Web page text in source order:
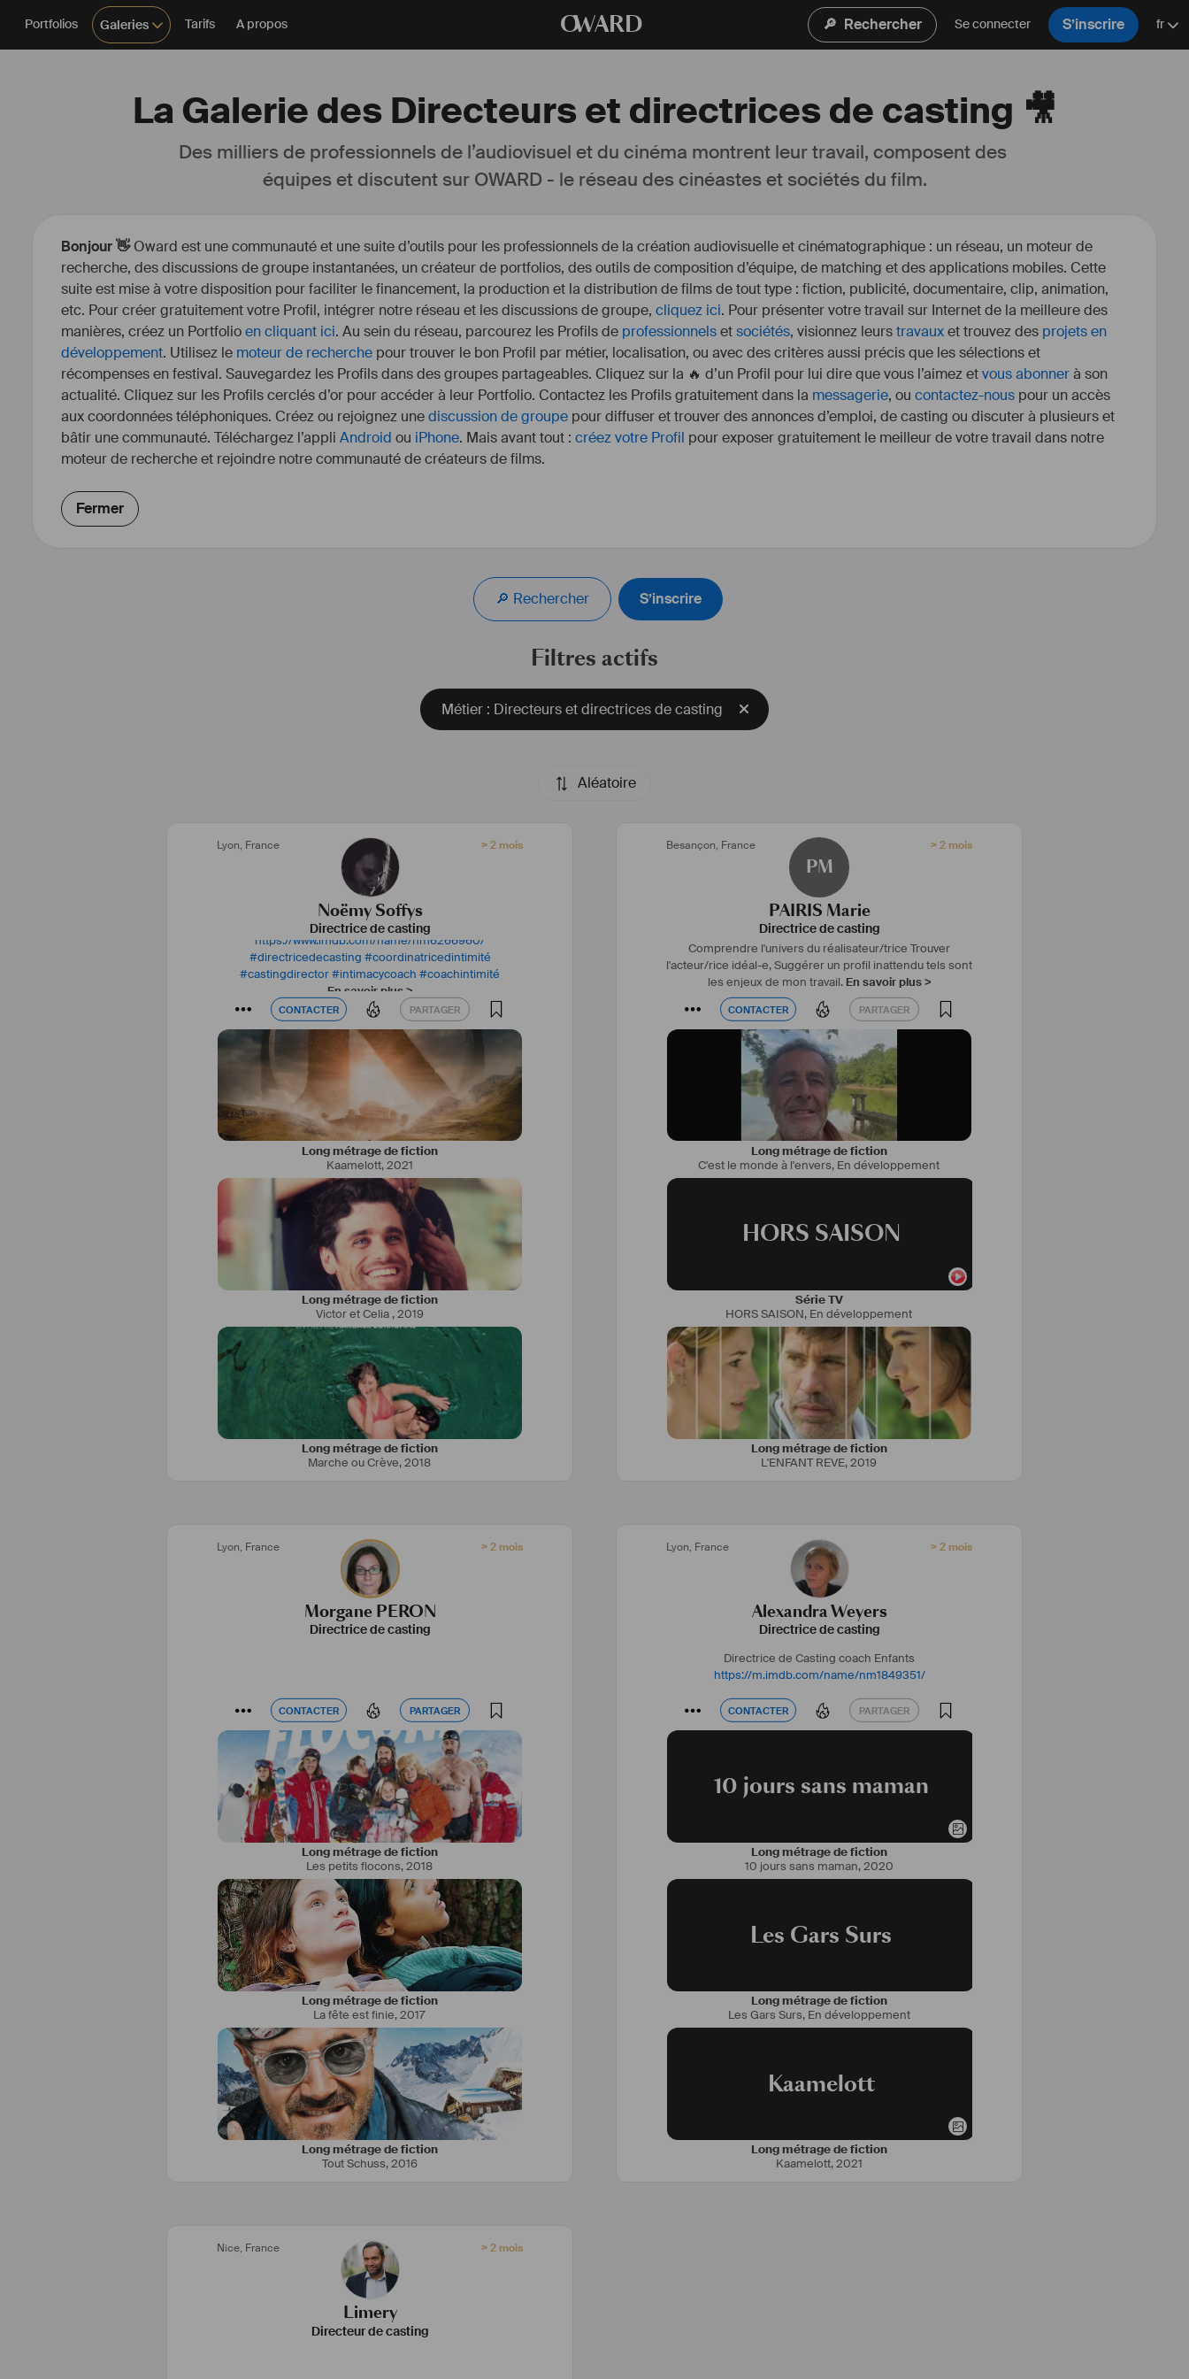
Portfolios Galeries Tarifs A propos OWARD 🔎 Rechercher Se connecter S’inscrire fr
La Galerie des Directeurs et directrices de casting 🎥
Des milliers de professionnels de l’audiovisuel et du cinéma montrent leur travail, composent des
équipes et discutent sur OWARD - le réseau des cinéastes et sociétés du film.
Bonjour 👋Oward est une communauté et une suite d’outils pour les professionnels de la création audiovisuelle et cinématographique : un réseau, un moteur de
recherche, des discussions de groupe instantanées, un créateur de portfolios, des outils de composition d’équipe, de matching et des applications mobiles. Cette
suite est mise à votre disposition pour faciliter le financement, la production et la distribution de films de tout type : fiction, publicité, documentaire, clip, animation,
etc. Pour créer gratuitement votre Profil, intégrer notre réseau et les discussions de groupe, cliquez ici. Pour présenter votre travail sur Internet de la meilleure des
manières, créez un Portfolioen cliquant ici. Au sein du réseau, parcourez les Profils de professionnelsetsociétés, visionnez leurstravauxet trouvez des projets en
développement. Utilisez le moteur de recherche pour trouver le bon Profil par métier, localisation, ou avec des critères aussi précis que les sélections et
récompenses en festival. Sauvegardez les Profils dans des groupes partageables. Cliquez sur la 🔥 d’un Profil pour lui dire que vous l’aimez etvous abonnerà son
actualité. Cliquez sur les Profils cerclés d’or pour accéder à leur Portfolio. Contactez les Profils gratuitement dans la messagerie, ou contactez-nous pour un accès
aux coordonnées téléphoniques. Créez ou rejoignez unediscussion de groupe pour diffuser et trouver des annonces d’emploi, de casting ou discuter à plusieurs et
bâtir une communauté. Téléchargez l’appli Android ou iPhone. Mais avant tout : créez votre Profil pour exposer gratuitement le meilleur de votre travail dans notre
moteur de recherche et rejoindre notre communauté de créateurs de films.
Fermer
🔎 Rechercher S’inscrire
Filtres actifs
Métier : Directeurs et directrices de casting
Aléatoire
Lyon, France > 2 mois
Noëmy Soffys
Directrice de casting
https://www.imdb.com/name/nm6266960/
#directricedecasting #coordinatricedintimité
#castingdirector#intimacycoach #coachintimité
En savoir plus >
CONTACTER PARTAGER
CONTACTER PARTAGER
Long métrage de fiction
Kaamelott,2021
Long métrage de fiction
Victor et Celia ,2019
Long métrage de fiction
Marche ou Crève,2018
Besançon, France
PM
> 2 mois
PAIRIS Marie
Directrice de casting
Comprendre l'univers du réalisateur/trice Trouver
l'acteur/rice idéal-e,Suggérer un profil inattendutels sont
les enjeux de mon travail. En savoir plus >
(2nde et 1ère) jusqu'en 2005, je me suis  spécialisée
dans le
Je travaille essentiellement en région Bourgogne
CONTACTER PARTAGER
CONTACTER PARTAGER
Long métrage de fiction
C'est le monde à l'envers, En développement
HORS SAISON
Série TV
HORS SAISON, En développement
Long métrage de fiction
L'ENFANT REVE,2019
Lyon, France > 2 mois
Morgane PERON
Directrice de casting
CONTACTER PARTAGER
CONTACTER PARTAGER
Long métrage de fiction
Les petits flocons,2018
Long métrage de fiction
La fête est finie,2017
Long métrage de fiction
Tout Schuss,2016
Lyon, France > 2 mois
Alexandra Weyers
Directrice de casting
Directrice de Casting coach Enfants
https://m.imdb.com/name/nm1849351/
CONTACTER PARTAGER
CONTACTER PARTAGER
10 jours sans maman
Long métrage de fiction
10 jours sans maman,2020
Les Gars Surs
Long métrage de fiction
Les Gars Surs, En développement
Kaamelott
Long métrage de fiction
Kaamelott,2021
Nice, France > 2 mois
Limery
Directeur de casting